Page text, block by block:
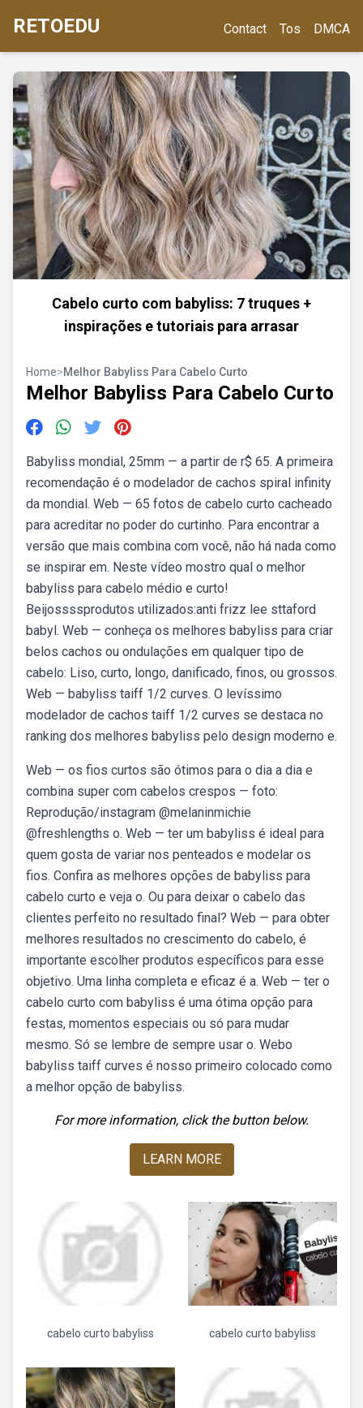
RETOEDU Contact Tos DMCA
Cabelo curto com babyliss: 7 truques +
inspirações e tutoriais para arrasar
Home>Melhor Babyliss Para Cabelo Curto
Melhor Babyliss Para Cabelo Curto
Babyliss mondial, 25mm — a partir de r$ 65. A primeira
recomendação é o modelador de cachos spiral infinity
da mondial. Web — 65 fotos de cabelo curto cacheado
para acreditar no poder do curtinho. Para encontrar a
versão que mais combina com você, não há nada como
se inspirar em. Neste vídeo mostro qual o melhor
babyliss para cabelo médio e curto!
Beijossssprodutos utilizados:anti frizz lee sttaford
babyl. Web — conheça os melhores babyliss para criar
belos cachos ou ondulações em qualquer tipo de
cabelo: Liso, curto, longo, danificado, finos, ou grossos.
Web — babyliss taiff 1/2 curves. O levíssimo
modelador de cachos taiff 1/2 curves se destaca no
ranking dos melhores babyliss pelo design moderno e.
Web — os fios curtos são ótimos para o dia a dia e
combina super com cabelos crespos — foto:
Reprodução/instagram @melaninmichie
@freshlengths o. Web — ter um babyliss é ideal para
quem gosta de variar nos penteados e modelar os
fios. Confira as melhores opções de babyliss para
cabelo curto e veja o. Ou para deixar o cabelo das
clientes perfeito no resultado final? Web — para obter
melhores resultados no crescimento do cabelo, é
importante escolher produtos específicos para esse
objetivo. Uma linha completa e eficaz é a. Web — ter o
cabelo curto com babyliss é uma ótima opção para
festas, momentos especiais ou só para mudar
mesmo. Só se lembre de sempre usar o. Webo
babyliss taiff curves é nosso primeiro colocado como
a melhor opção de babyliss.
For more information, click the button below.
LEARN MORE
cabelo curto babyliss cabelo curto babyliss